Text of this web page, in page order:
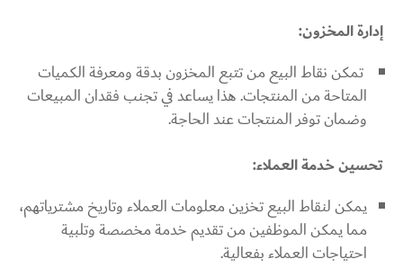
إدارة المخزون:
تمكن نقاط البيع من تتبع المخزون بدقة ومعرفة الكميات
المتاحة من المنتجات. هذا يساعد في تجنب فقدان المبيعات
وضمان توفر المنتجات عند الحاجة.
تحسين خدمة العملاء:
يمكن لنقاط البيع تخزين معلومات العملاء وتاريخ مشترياتهم،
مما يمكن الموظفين من تقديم خدمة مخصصة وتلبية
احتياجات العملاء بفعالية.